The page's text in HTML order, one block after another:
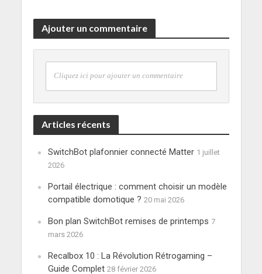
Ajouter un commentaire
Cliquez ici pour ajouter un commentaire
Articles récents
SwitchBot plafonnier connecté Matter 1 juillet
2026
Portail électrique : comment choisir un modèle
compatible domotique ? 20 mai 2026
Bon plan SwitchBot remises de printemps 7
mars 2026
Recalbox 10 : La Révolution Rétrogaming –
Guide Complet 28 février 2026